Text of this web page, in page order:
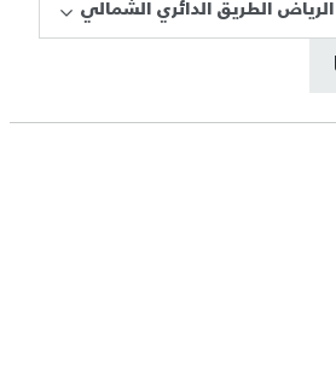
الطريق الدائري الشمالي